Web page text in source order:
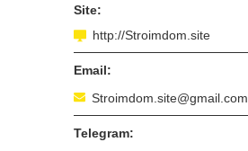
http://Stroimdom.site
Stroimdom.site@gmail.com